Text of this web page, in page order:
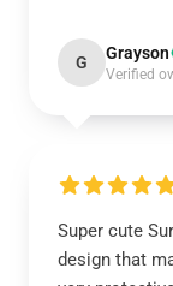
G Grayson
Verified
Super cute
design that